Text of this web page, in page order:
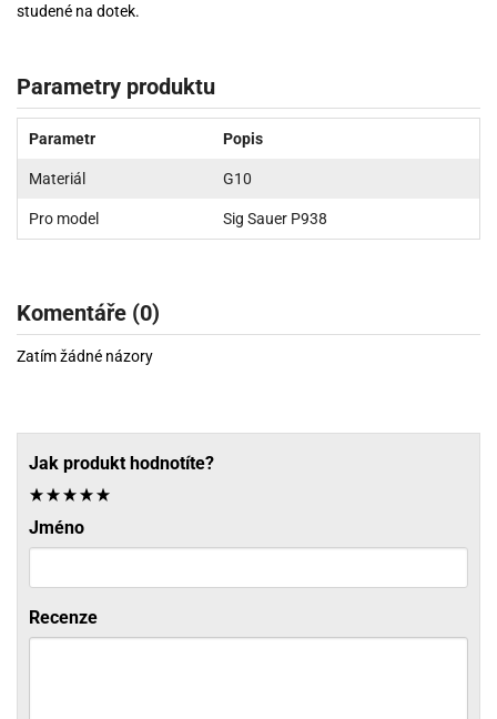
studené na dotek.
Parametry produktu
Parametr Popis
Materiál G10
Pro model Sig Sauer P938
Komentáře (0)
Zatím žádné názory
Jak produkt hodnotíte?
Jméno
Recenze